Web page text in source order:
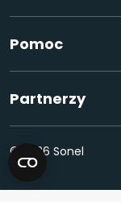
Pomoc
Partnerzy
© 2026 Sonel